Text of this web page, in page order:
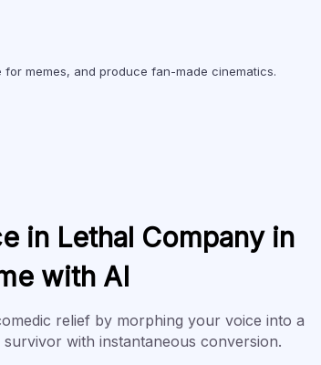
memes, and produce fan-made cinematics.
in Lethal Company in
with AI
relief by morphing your voice into a
with instantaneous conversion.